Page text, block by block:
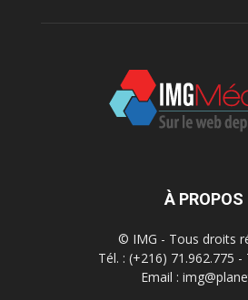
À PROPOS
© IMG - Tous droits
Tél. : (+216) 71.962.775 -
Email :